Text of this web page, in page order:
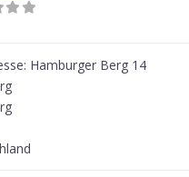
Hamburger Berg 14